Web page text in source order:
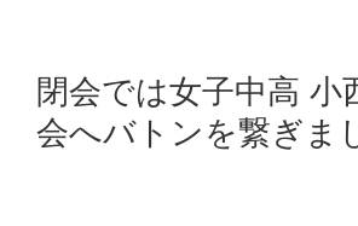
閉会では女子中高
会へバトンを繋ぎま